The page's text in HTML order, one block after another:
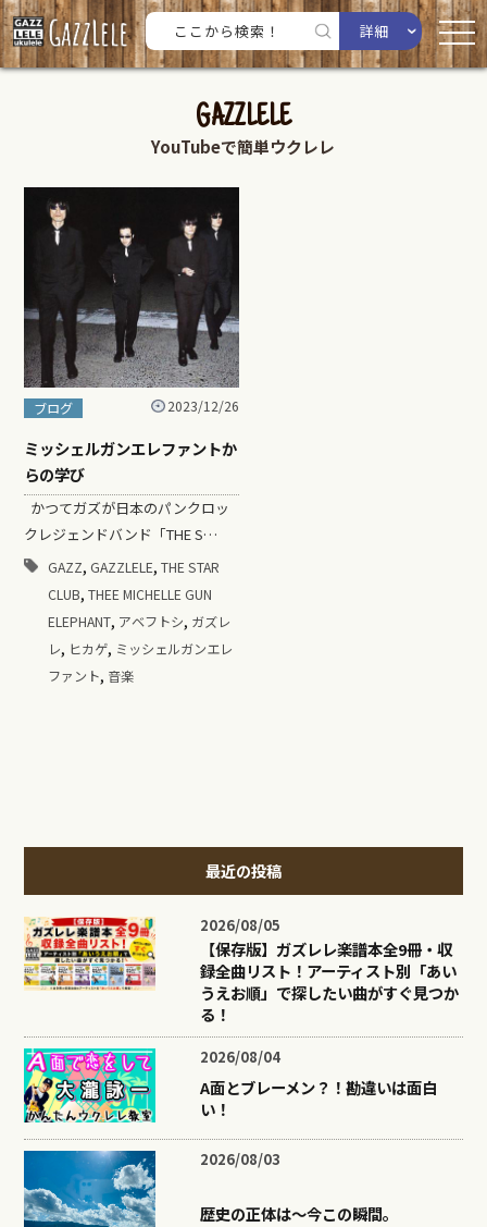
詳細
GAZZLELE
YouTubeで簡単ウクレレ
ブログ 2023/12/26
ミッシェルガンエレファントか
らの学び
かつてガズが日本のパンクロッ
クレジェンドバンド「THE S…
GAZZ, GAZZLELE, THE STAR
CLUB, THEE MICHELLE GUN
ELEPHANT, アベフトシ, ガズレ
レ, ヒカゲ, ミッシェルガンエレ
ファント, 音楽
最近の投稿
2026/08/05
【保存版】ガズレレ楽譜本全9冊・収
録全曲リスト！アーティスト別「あい
うえお順」で探したい曲がすぐ見つか
る！
2026/08/04
A面とブレーメン？！勘違いは面白
い！
2026/08/03
歴史の正体は〜今この瞬間。